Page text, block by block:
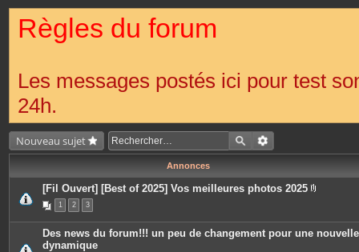
Règles du forum
Les messages postés ici pour test
24h.
Nouveau sujet
Annonces
[Fil Ouvert] [Best of 2025] Vos meilleures photos 2025
c
e
1 2 3
Des news du forum!!! un peu de changement pour une nouvelle
dynamique